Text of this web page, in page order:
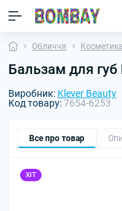
Обличчя
Бальзам для губ
Виробник: Klever Beauty
Код товару:7654-6253
Все про товар
ХІТ